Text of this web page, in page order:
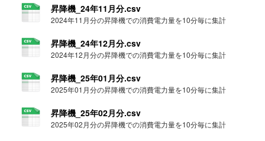
昇降機_24年11月分.csv
2024年11月分の昇降機での消費電力量を10分毎に集計
昇降機_24年12月分.csv
2024年12月分の昇降機での消費電力量を10分毎に集計
昇降機_25年01月分.csv
2025年01月分の昇降機での消費電力量を10分毎に集計
昇降機_25年02月分.csv
2025年02月分の昇降機での消費電力量を10分毎に集計